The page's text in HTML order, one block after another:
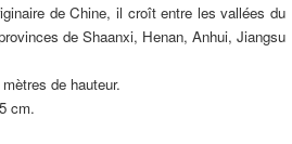
de Chine, il croît entre les vallées du
de Shaanxi, Henan, Anhui, Jiangsu
de hauteur.
cm.